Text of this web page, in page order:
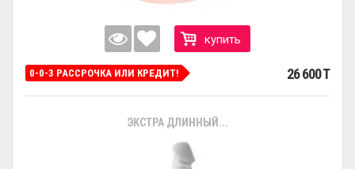
купить
0-0-3 РАССРОЧКА ИЛИ КРЕДИТ! 26 600 T
ЭКСТРА ДЛИННЫЙ...